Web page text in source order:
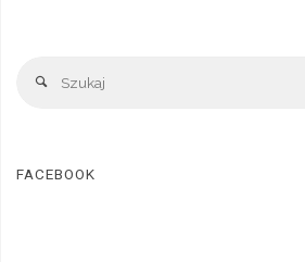
FACEBOOK